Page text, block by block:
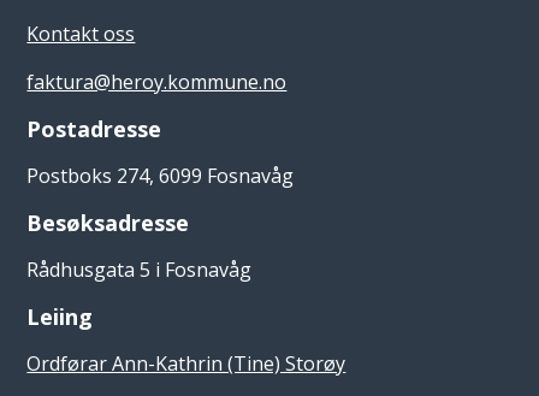
Kontakt oss
faktura@heroy.kommune.no
Postadresse
Postboks 274, 6099 Fosnavåg
Besøksadresse
Rådhusgata 5 i Fosnavåg
Leiing
Ordførar Ann-Kathrin (Tine) Storøy